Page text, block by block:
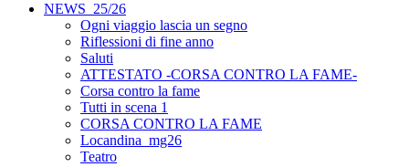
NEWS_25/26
Ogni viaggio lascia un segno
Riflessioni di fine anno
Saluti
ATTESTATO -CORSA CONTRO LA FAME-
Corsa contro la fame
Tutti in scena 1
CORSA CONTRO LA FAME
Locandina_mg26
Teatro